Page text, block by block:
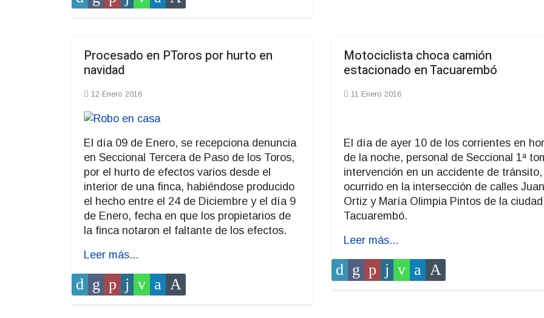
Procesado en PToros por hurto en
navidad
12 Enero 2016
El día 09 de Enero, se recepciona denuncia
en Seccional Tercera de Paso de los Toros,
por el hurto de efectos varios desde el
interior de una finca, habiéndose producido
el hecho entre el 24 de Diciembre y el día 9
de Enero, fecha en que los propietarios de
la finca notaron el faltante de los efectos.
Leer más...
Motociclista choca camión
estacionado en Tacuarembó
11 Enero 2016
El día de ayer 10 de los corrientes en
de la noche, personal de Seccional 1ª
intervención en un accidente de tránsito,
ocurrido en la intersección de calles Juan
Ortiz y María Olimpia Pintos de la
Tacuarembó.
Leer más...